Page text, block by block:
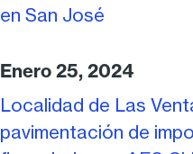
en San José
Enero 25, 2024
Localidad de Las
pavimentación de